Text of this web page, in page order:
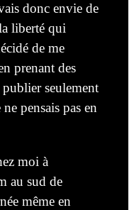
donc envie de
liberté qui
de me
prenant des
seulement
pensais pas en
moi à
au sud de
même en